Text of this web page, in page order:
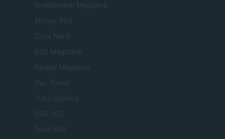
Investimenti Magazine
Money 365
Zona Nerd
B2B Magazine
People Magazine
Day Travel
Tutto Gaming
ESG 365
Food Wiki